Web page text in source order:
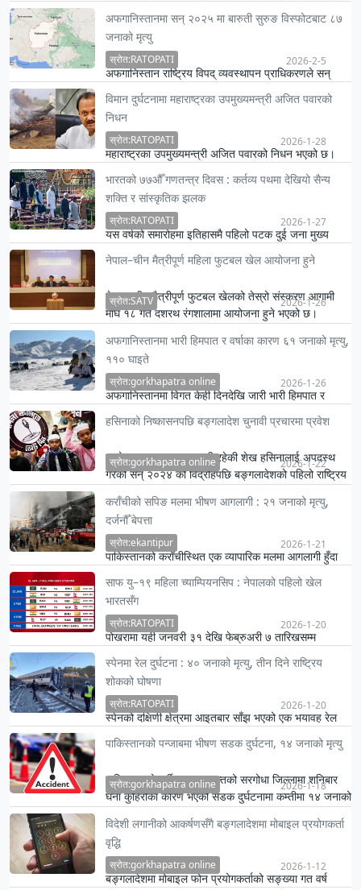
अफगानिस्तानमा सन् २०२५ मा बारुती सुरुङ विस्फोटबाट ८७
जनाको मृत्यु
अफगानिस्तान राष्ट्रिय विपद् व्यवस्थापन प्राधिकरणले सन्
२०२५ मा देशभर बारुती सुरुङ विस्फोटका कारण कम्तीमा ८७
जनाको मृत्…
स्रोत:RATOPATI 2026-2-5
विमान दुर्घटनामा महाराष्ट्रका उपमुख्यमन्त्री अजित पवारको
निधन
महाराष्ट्रका उपमुख्यमन्त्री अजित पवारको निधन भएको छ।
स्रोत:RATOPATI 2026-1-28
भारतको ७७औँ गणतन्त्र दिवस : कर्तव्य पथमा देखियो सैन्य
शक्ति र सांस्कृतिक झलक
यस वर्षको समारोहमा इतिहासमै पहिलो पटक दुई जना मुख्य
अतिथि सहभागी भए।
स्रोत:RATOPATI 2026-1-27
नेपाल–चीन मैत्रीपूर्ण महिला फुटबल खेल आयोजना हुने
नेपाल–चीन मैत्रीपूर्ण फुटबल खेलको तेस्रो संस्करण आगामी
माघ १८ गते दशरथ रंगशालामा आयोजना हुने भएको छ।
स्रोत:SATV 2026-1-26
अफगानिस्तानमा भारी हिमपात र वर्षाका कारण ६१ जनाको मृत्यु,
११० घाइते
अफगानिस्तानमा विगत केही दिनदेखि जारी भारी हिमपात र
वर्षाका कारण ठूलो जनधनको क्षति भएको छ ।
स्रोत:gorkhapatra online 2026-1-26
हसिनाको निष्कासनपछि बङ्गलादेश चुनावी प्रचारमा प्रवेश
लामो समयसम्म प्रधानमन्त्री रहेकी शेख हसिनालाई अपदस्थ
गरेको सन् २०२४ को विद्रोहपछि बङ्गलादेशको पहिलो राष्ट्रिय
स्रोत:gorkhapatra online 2026-1-22
कराँचीको सपिङ मलमा भीषण आगलागी : २१ जनाको मृत्यु,
दर्जनौँ बेपत्ता
पाकिस्तानको कराँचीस्थित एक व्यापारिक मलमा आगलागी हुँदा
२१ जनाको मृत्यु भएको छ। शनिबार रातिदेखि सुरु भएको
आगलागीमा परी …
स्रोत:ekantipur 2026-1-21
साफ यु–१९ महिला च्याम्पियनसिप : नेपालको पहिलो खेल
भारतसँग
पोखरामा यही जनवरी ३१ देखि फेब्रुअरी ७ तारिखसम्म
आयोजना हुने साफ यु–१९ महिला च्याम्पियनसिपमा नेपालले
पहिलो खेल भारतसँग ख…
स्रोत:RATOPATI 2026-1-20
स्पेनमा रेल दुर्घटना : ४० जनाको मृत्यु, तीन दिने राष्ट्रिय
शोकको घोषणा
स्पेनको दक्षिणी क्षेत्रमा आइतबार साँझ भएको एक भयावह रेल
दुर्घटनामा कम्तीमा ४० जनाले ज्यान गुमाएका छन् ।
स्रोत:RATOPATI 2026-1-20
पाकिस्तानको पन्जाबमा भीषण सडक दुर्घटना, १४ जनाको मृत्यु
पाकिस्तानको पूर्वी पन्जाब प्रान्तको सरगोधा जिल्लामा शनिबार
घना कुहिरोका कारण भएको सडक दुर्घटनामा कम्तीमा १४ जनाको
स्रोत:gorkhapatra online 2026-1-18
विदेशी लगानीको आकर्षणसँगै बङ्गलादेशमा मोबाइल प्रयोगकर्ता
वृद्धि
बङ्गलादेशमा मोबाइल फोन प्रयोगकर्ताको सङ्ख्या गत वर्ष
स्रोत:gorkhapatra online 2026-1-12